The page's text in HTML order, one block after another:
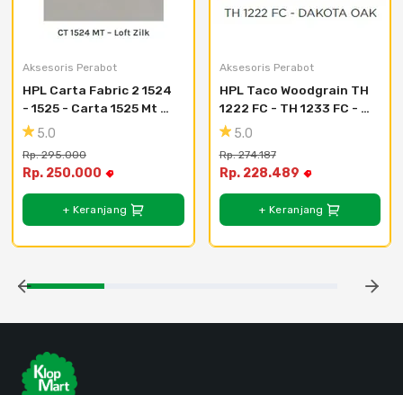
Aksesoris Perabot
HPL Carta Fabric 2 1524
- 1525 - Carta 1525 Mt
Irish Zilk
5.0
Rp. 295.000
Rp. 250.000
+ Keranjang
Aksesoris Perabot
HPL Taco Woodgrain TH
1222 FC - TH 1233 FC -
Th 1225 Fc - Barcelona
5.0
Rp. 274.187
Rp. 228.489
+ Keranjang